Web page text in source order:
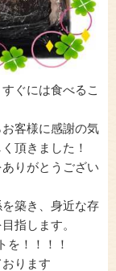
ぐには食べるこ
客様に感謝の気
頂きました！
りがとうござい
築き、身近な存
指します。
を！！！！
ります